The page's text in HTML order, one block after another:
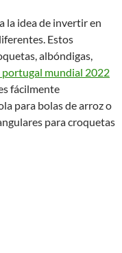
la idea de invertir en
Estos
albóndigas,
mundial 2022
fácilmente
para bolas de arroz o
para croquetas